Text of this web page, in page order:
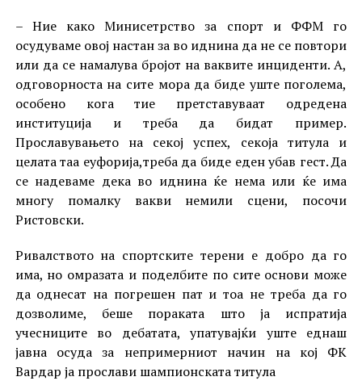
– Ние како Минисетрство за спорт и ФФМ го
осудуваме овој настан за во иднина да не се повтори
или да се намалува бројот на ваквите инциденти. А,
одговорноста на сите мора да биде уште поголема,
особено кога тие претставуваат одредена
институција и треба да бидат пример.
Прославувањето на секој успех, секоја титула и
целата таа еуфорија,треба да биде еден убав гест. Да
се надеваме дека во иднина ќе нема или ќе има
многу помалку вакви немили сцени, посочи
Ристовски.
Ривалството на спортските терени е добро да го
има, но омразата и поделбите по сите основи може
да однесат на погрешен пат и тоа не треба да го
дозволиме, беше пораката што ја испратија
учесниците во дебатата, упатувајќи уште еднаш
јавна осуда за непримерниот начин на кој ФК
Вардар ја прослави шампионската титула